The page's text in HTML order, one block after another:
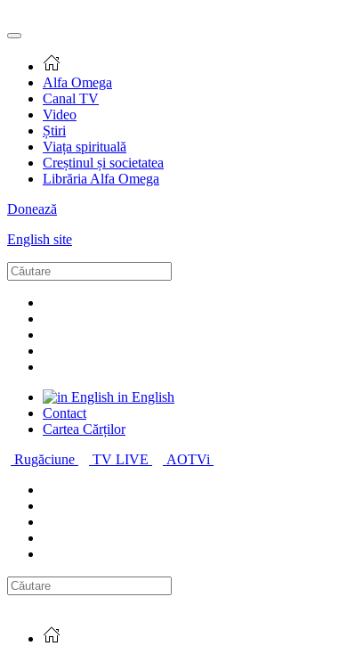
Alfa Omega
Canal TV
Video
Știri
Viața spirituală
Creștinul și societatea
Librăria Alfa Omega
Donează
English site
in English
Contact
Cartea Cărților
Rugăciune
TV LIVE AOTVi